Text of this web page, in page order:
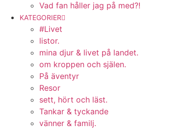
Vad fan håller jag på med?!
KATEGORIER
#Livet
listor.
mina djur & livet på landet.
om kroppen och själen.
På äventyr
Resor
sett, hört och läst.
Tankar & tyckande
vänner & familj.